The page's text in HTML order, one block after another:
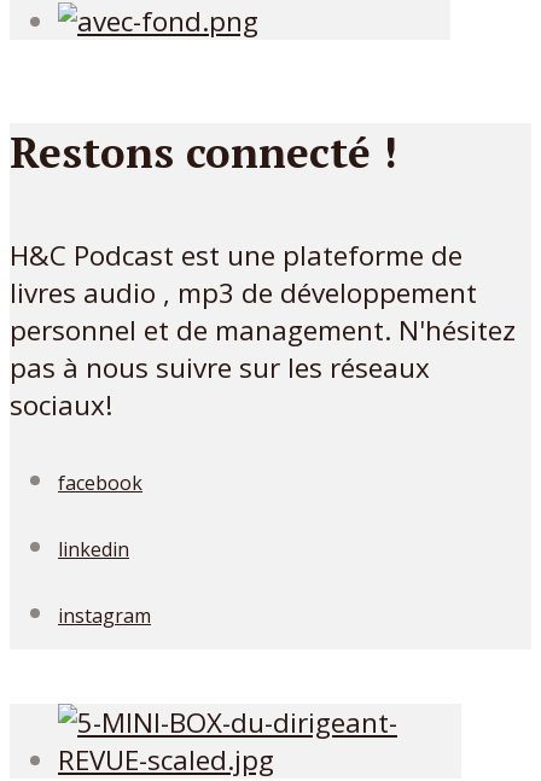
Restons connecté !
H&C Podcast est une plateforme de
livres audio , mp3 de développement
personnel et de management. N'hésitez
pas à nous suivre sur les réseaux
sociaux!
facebook
linkedin
instagram